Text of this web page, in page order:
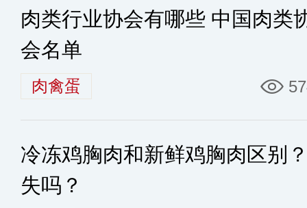
肉类行业协会有哪些 中国肉类
会名单
肉禽蛋
冷冻鸡胸肉和新鲜鸡胸肉区别
失吗？